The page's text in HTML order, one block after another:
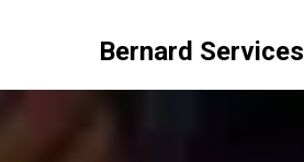
Bernard